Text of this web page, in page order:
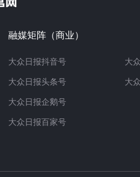
融媒矩阵（商业）
大众日报抖音号
大众日报头条号
大众日报企鹅号
大众日报百家号
大
大